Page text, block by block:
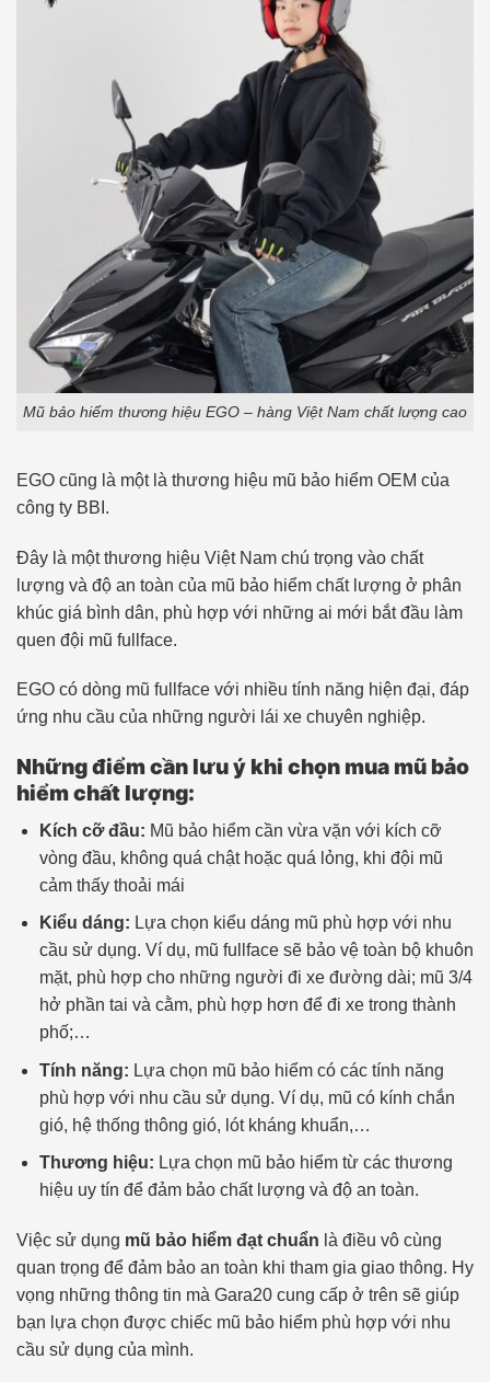
Mũ bảo hiểm thương hiệu EGO – hàng Việt Nam chất lượng cao
EGO cũng là một là thương hiệu mũ bảo hiểm OEM của
công ty BBI.
Đây là một thương hiệu Việt Nam chú trọng vào chất
lượng và độ an toàn của mũ bảo hiểm chất lượng ở phân
khúc giá bình dân, phù hợp với những ai mới bắt đầu làm
quen đội mũ fullface.
EGO có dòng mũ fullface với nhiều tính năng hiện đại, đáp
ứng nhu cầu của những người lái xe chuyên nghiệp.
Những điểm cần lưu ý khi chọn mua mũ bảo
hiểm chất lượng:
Kích cỡ đầu: Mũ bảo hiểm cần vừa vặn với kích cỡ
vòng đầu, không quá chật hoặc quá lỏng, khi đội mũ
cảm thấy thoải mái
Kiểu dáng: Lựa chọn kiểu dáng mũ phù hợp với nhu
cầu sử dụng. Ví dụ, mũ fullface sẽ bảo vệ toàn bộ khuôn
mặt, phù hợp cho những người đi xe đường dài; mũ 3/4
hở phần tai và cằm, phù hợp hơn để đi xe trong thành
phố;…
Tính năng: Lựa chọn mũ bảo hiểm có các tính năng
phù hợp với nhu cầu sử dụng. Ví dụ, mũ có kính chắn
gió, hệ thống thông gió, lót kháng khuẩn,…
Thương hiệu: Lựa chọn mũ bảo hiểm từ các thương
hiệu uy tín để đảm bảo chất lượng và độ an toàn.
Việc sử dụng mũ bảo hiểm đạt chuẩn là điều vô cùng
quan trọng để đảm bảo an toàn khi tham gia giao thông. Hy
vọng những thông tin mà Gara20 cung cấp ở trên sẽ giúp
bạn lựa chọn được chiếc mũ bảo hiểm phù hợp với nhu
cầu sử dụng của mình.